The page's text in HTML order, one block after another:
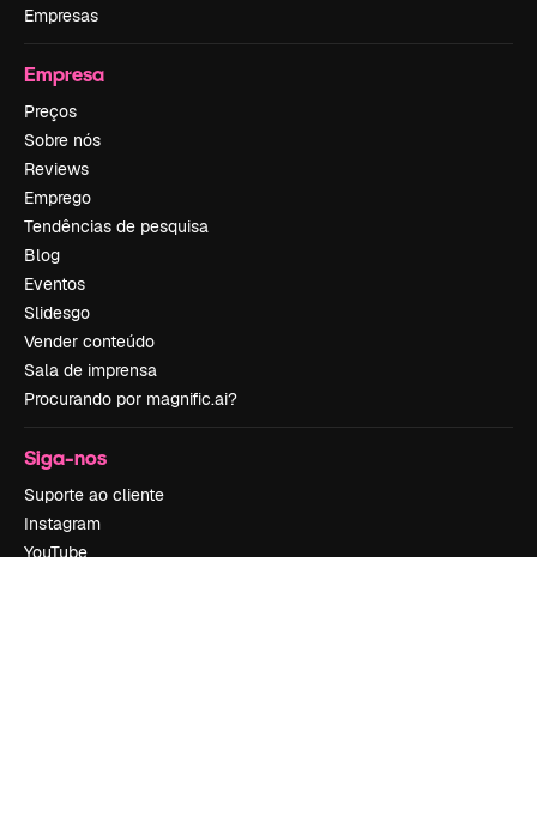
Empresas
Empresa
Preços
Sobre nós
Reviews
Emprego
Tendências de pesquisa
Blog
Eventos
Slidesgo
Vender conteúdo
Sala de imprensa
Procurando por magnific.ai?
Siga-nos
Suporte ao cliente
Instagram
YouTube